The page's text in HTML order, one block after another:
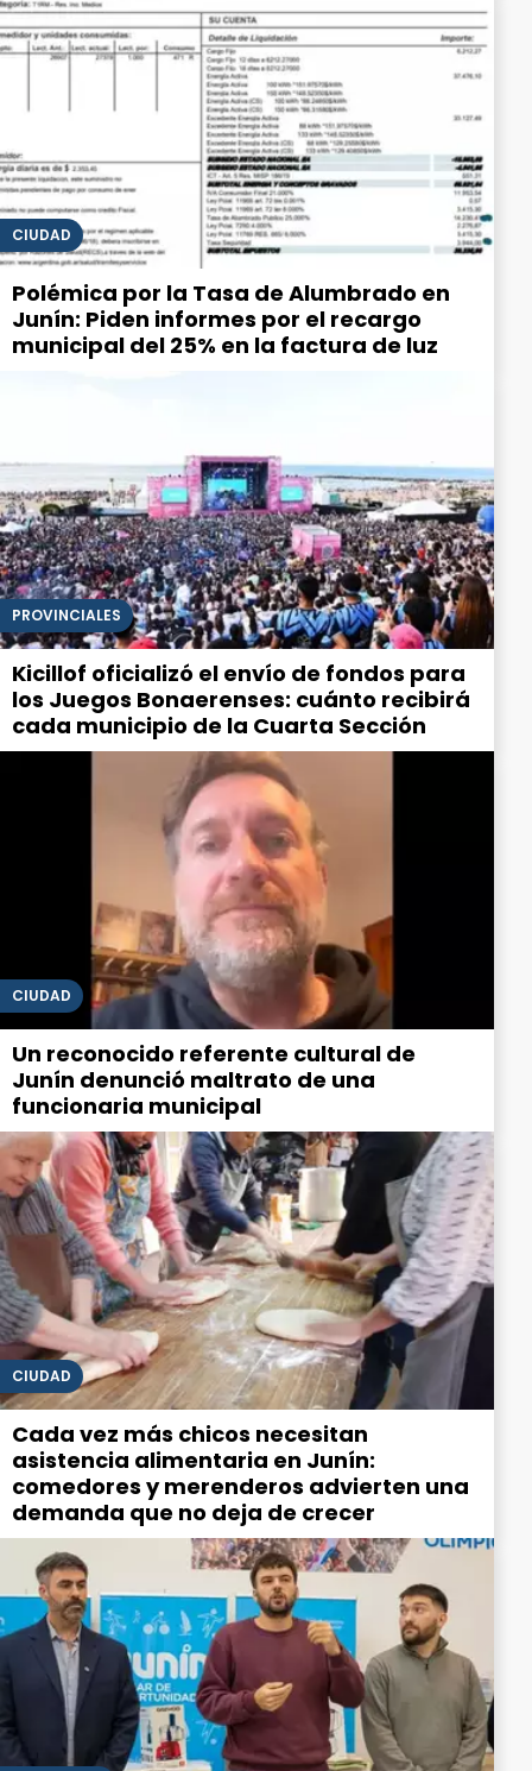
CIUDAD
Polémica por la Tasa de Alumbrado en
Junín: Piden informes por el recargo
municipal del 25% en la factura de luz
PROVINCIALES
Kicillof oficializó el envío de fondos para
los Juegos Bonaerenses: cuánto recibirá
cada municipio de la Cuarta Sección
CIUDAD
Un reconocido referente cultural de
Junín denunció maltrato de una
funcionaria municipal
CIUDAD
Cada vez más chicos necesitan
asistencia alimentaria en Junín:
comedores y merenderos advierten una
demanda que no deja de crecer